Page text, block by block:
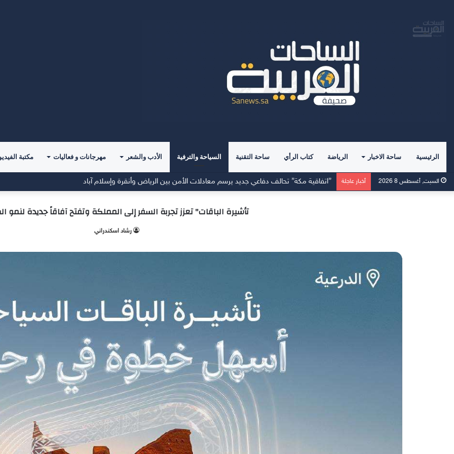
الرئيسية ساحة الاخبار الرياضة كتاب الرأي ساحة التقنية السياحة والترفية الأدب والشعر مهرجانات و فعاليات مكتبة
السبت, أغسطس 8 2026 أخبار عاجلة ”اتفاقية مكة” تحالف دفاعي جديد يرسم معادلات الأمن بين الرياض وأنقرة وإسلام آباد
تأشيرة الباقات" تعزز تجربة السفر إلى المملكة وتفتح آفاقاً جديدة لنمو
‫رشاد اسكندراني